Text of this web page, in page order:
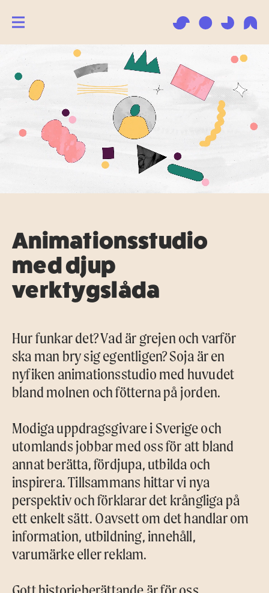
Animationsstudio
med djup
verktygslåda
Hur funkar det? Vad är grejen och varför
ska man bry sig egentligen? Soja är en
nyfiken animationsstudio med huvudet
bland molnen och fötterna på jorden.
Modiga uppdragsgivare i Sverige och
utomlands jobbar med oss för att bland
annat berätta, fördjupa, utbilda och
inspirera. Tillsammans hittar vi nya
perspektiv och förklarar det krångliga på
ett enkelt sätt. Oavsett om det handlar om
information, utbildning, innehåll,
varumärke eller reklam.